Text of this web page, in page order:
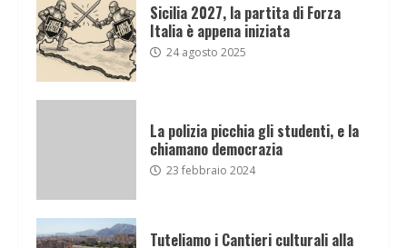
Sicilia 2027, la partita di Forza
Italia è appena iniziata
24 agosto 2025
La polizia picchia gli studenti, e la
chiamano democrazia
23 febbraio 2024
Tuteliamo i Cantieri culturali alla